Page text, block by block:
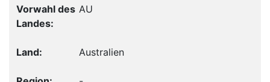
AU
Australien